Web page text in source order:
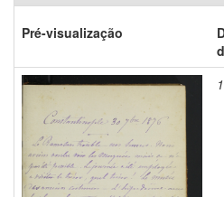
Pré-visualização